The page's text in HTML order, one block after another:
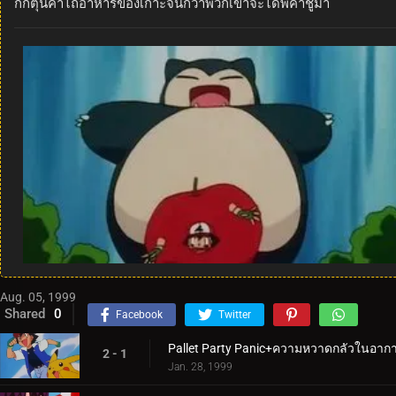
Aug. 05, 1999
Shared 0 Facebook Twitter
2 - 1 Pallet Party Panic+ความหวาดกลัวในอาก
Jan. 28, 1999